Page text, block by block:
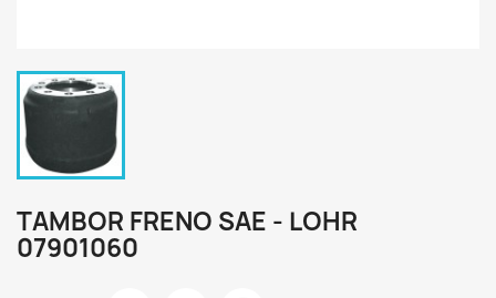
TAMBOR FRENO SAE - LOHR
07901060